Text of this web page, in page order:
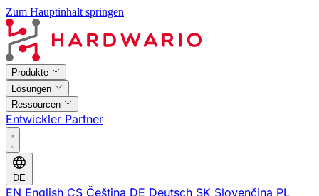
Zum Hauptinhalt springen
Produkte
Lösungen
Ressourcen
Entwickler Partner
DE
EN English CS Čeština DE Deutsch SK Slovenčina PL